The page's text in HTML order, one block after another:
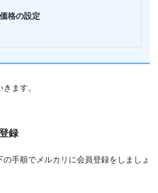
格の設定
ます。
録
の手順でメルカリに会員登録をしましょ